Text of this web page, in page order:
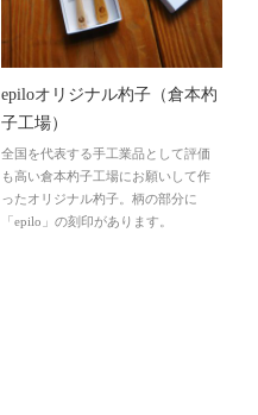
epiloオリジナル杓子（倉本杓
子工場）
全国を代表する手工業品として評価
も高い倉本杓子工場にお願いして作
ったオリジナル杓子。柄の部分に
「epilo」の刻印があります。